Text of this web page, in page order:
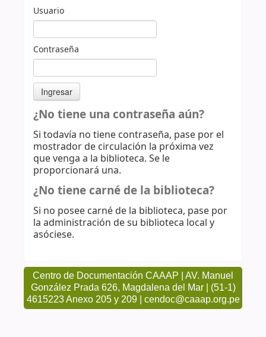
Usuario
Contraseña
¿No tiene una contraseña aún?
Si todavía no tiene contraseña, pase por el
mostrador de circulación la próxima vez
que venga a la biblioteca. Se le
proporcionará una.
¿No tiene carné de la biblioteca?
Si no posee carné de la biblioteca, pase por
la administración de su biblioteca local y
asóciese.
Centro de Documentación CAAAP | AV. Manuel
González Prada 626, Magdalena del Mar | (51-1)
4615223 Anexo 205 y 209 | cendoc@caaap.org.pe